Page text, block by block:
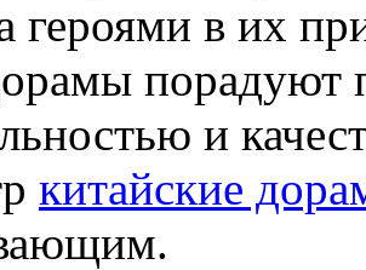
героями в их
порадуют
и
китайские